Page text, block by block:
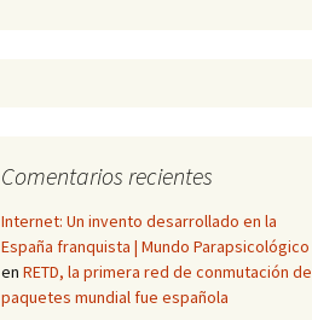
Comentarios recientes
Internet: Un invento desarrollado en la
España franquista | Mundo Parapsicológico
en RETD, la primera red de conmutación de
paquetes mundial fue española